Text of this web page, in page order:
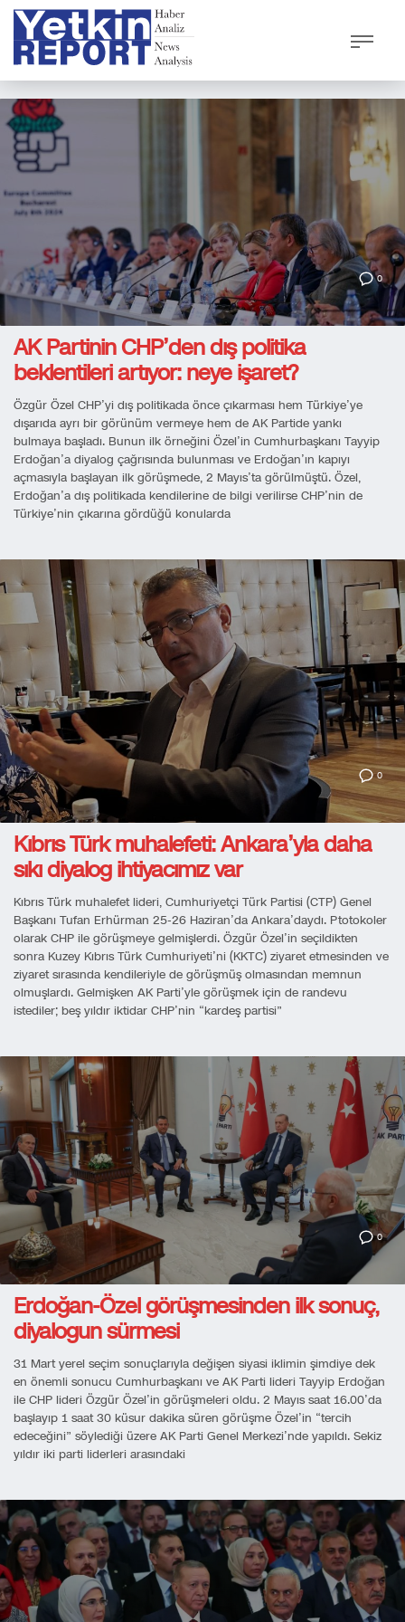
0
AK Partinin CHP’den dış politika
beklentileri artıyor: neye işaret?
Özgür Özel CHP’yi dış politikada önce çıkarması hem Türkiye’ye
dışarıda ayrı bir görünüm vermeye hem de AK Partide yankı
bulmaya başladı. Bunun ilk örneğini Özel’in Cumhurbaşkanı Tayyip
Erdoğan’a diyalog çağrısında bulunması ve Erdoğan’ın kapıyı
açmasıyla başlayan ilk görüşmede, 2 Mayıs’ta görülmüştü. Özel,
Erdoğan’a dış politikada kendilerine de bilgi verilirse CHP’nin de
Türkiye’nin çıkarına gördüğü konularda
0
Kıbrıs Türk muhalefeti: Ankara’yla daha
sıkı diyalog ihtiyacımız var
Kıbrıs Türk muhalefet lideri, Cumhuriyetçi Türk Partisi (CTP) Genel
Başkanı Tufan Erhürman 25-26 Haziran’da Ankara’daydı. Ptotokoler
olarak CHP ile görüşmeye gelmişlerdi. Özgür Özel’in seçildikten
sonra Kuzey Kıbrıs Türk Cumhuriyeti’ni (KKTC) ziyaret etmesinden ve
ziyaret sırasında kendileriyle de görüşmüş olmasından memnun
olmuşlardı. Gelmişken AK Parti’yle görüşmek için de randevu
istediler; beş yıldır iktidar CHP’nin “kardeş partisi”
0
Erdoğan-Özel görüşmesinden ilk sonuç,
diyalogun sürmesi
31 Mart yerel seçim sonuçlarıyla değişen siyasi iklimin şimdiye dek
en önemli sonucu Cumhurbaşkanı ve AK Parti lideri Tayyip Erdoğan
ile CHP lideri Özgür Özel’in görüşmeleri oldu. 2 Mayıs saat 16.00’da
başlayıp 1 saat 30 küsur dakika süren görüşme Özel’in “tercih
edeceğini” söylediği üzere AK Parti Genel Merkezi’nde yapıldı. Sekiz
yıldır iki parti liderleri arasındaki